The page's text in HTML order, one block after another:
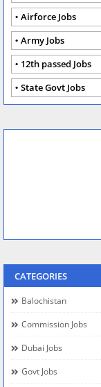
Airforce Jobs
Army Jobs
12th passed Jobs
State Govt Jobs
CATEGORIES
Balochistan
Commission Jobs
Dubai Jobs
Govt Jobs